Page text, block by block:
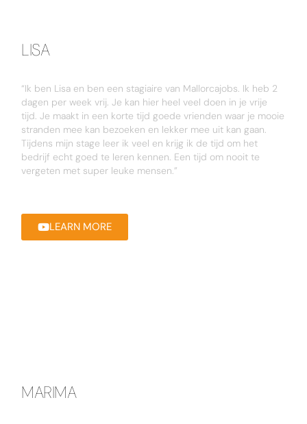
LISA
“Ik ben Lisa en ben een stagiaire van Mallorcajobs. Ik heb 2
dagen per week vrij. Je kan hier heel veel doen in je vrije
tijd. Je maakt in een korte tijd goede vrienden waar je mooie
stranden mee kan bezoeken en lekker mee uit kan gaan.
Tijdens mijn stage leer ik veel en krijg ik de tijd om het
bedrijf echt goed te leren kennen. Een tijd om nooit te
vergeten met super leuke mensen.”
LEARN MORE
MARIMA